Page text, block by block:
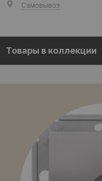
Самовывоз
Товары в коллекции